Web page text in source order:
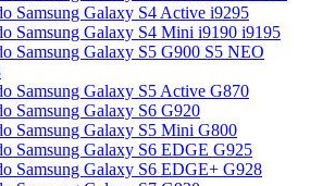
Samsung Galaxy S4 Active i9295
Samsung Galaxy S4 Mini i9190 i9195
Samsung Galaxy S5 G900 S5 NEO
Samsung Galaxy S5 Active G870
Samsung Galaxy S6 G920
Samsung Galaxy S5 Mini G800
Samsung Galaxy S6 EDGE G925
Samsung Galaxy S6 EDGE+ G928